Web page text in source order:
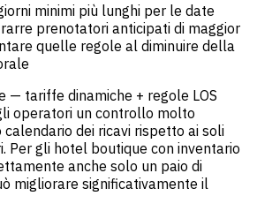
minimi più lunghi per le date
prenotatori anticipati di maggior
quelle regole al diminuire della
— tariffe dinamiche + regole LOS
operatori un controllo molto
dei ricavi rispetto ai soli
Per gli hotel boutique con inventario
anche solo un paio di
migliorare significativamente il